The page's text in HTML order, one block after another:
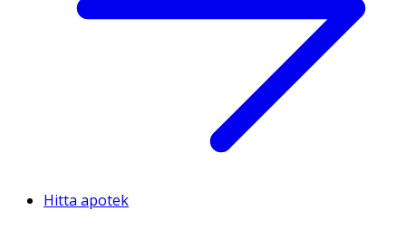
Hitta apotek